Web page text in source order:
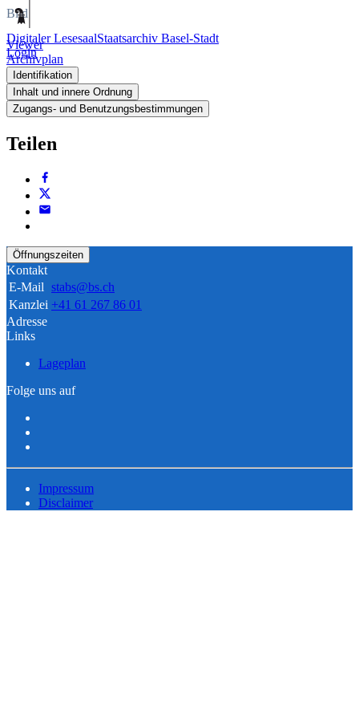
Digitaler LesesaalStaatsarchiv Basel-Stadt
Login
Bild
Viewer
Archivplan
Identifikation
Inhalt und innere Ordnung
Zugangs- und Benutzungsbestimmungen
Teilen
Öffnungszeiten
Kontakt
E-Mail stabs@bs.ch
Kanzlei +41 61 267 86 01
Adresse
Links
Lageplan
Folge uns auf
Impressum
Disclaimer